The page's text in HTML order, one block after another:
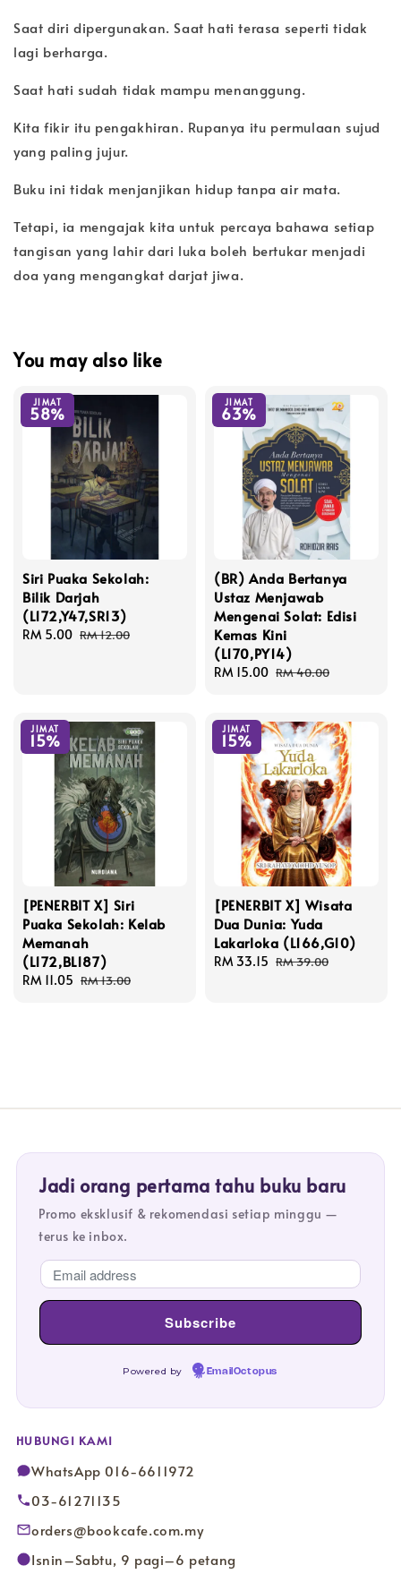
Saat diri dipergunakan. Saat hati terasa seperti tidak
lagi berharga.
Saat hati sudah tidak mampu menanggung.
Kita fikir itu pengakhiran. Rupanya itu permulaan sujud
yang paling jujur.
Buku ini tidak menjanjikan hidup tanpa air mata.
Tetapi, ia mengajak kita untuk percaya bahawa setiap
tangisan yang lahir dari luka boleh bertukar menjadi
doa yang mengangkat darjat jiwa.
You may also like
JIMAT
58%
Siri Puaka Sekolah:
Bilik Darjah
(L172,Y47,SR13)
Sale
RM 5.00 Regular
RM 12.00
JIMAT
63%
(BR) Anda Bertanya
Ustaz Menjawab
Mengenai Solat: Edisi
Kemas Kini
(L170,PY14)
Sale
RM 15.00 Regular
RM 40.00
JIMAT
15%
[PENERBIT X] Siri
Puaka Sekolah: Kelab
Memanah
(L172,BL187)
Sale
RM 11.05 Regular
RM 13.00
JIMAT
15%
[PENERBIT X] Wisata
Dua Dunia: Yuda
Lakarloka (L166,G10)
Sale
RM 33.15 Regular
RM 39.00
Jadi orang pertama tahu buku baru
Promo eksklusif & rekomendasi setiap minggu —
terus ke inbox.
Powered by EmailOctopus
HUBUNGI KAMI
WhatsApp 016-6611972
03-61271135
orders@bookcafe.com.my
Isnin–Sabtu, 9 pagi–6 petang